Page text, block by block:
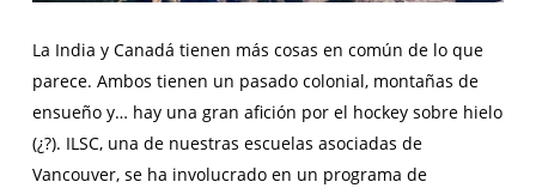
La India y Canadá tienen más cosas en común de lo que
parece. Ambos tienen un pasado colonial, montañas de
ensueño y… hay una gran afición por el hockey sobre hielo
(¿?). ILSC, una de nuestras escuelas asociadas de
Vancouver, se ha involucrado en un programa de